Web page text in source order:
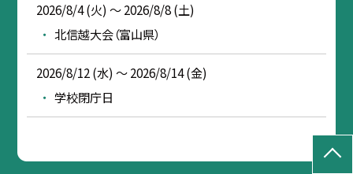
2026/8/4 (火) ～ 2026/8/8 (土)
北信越大会（富山県）
2026/8/12 (水) ～ 2026/8/14 (金)
学校閉庁日